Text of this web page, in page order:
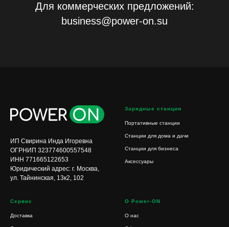
Для коммерческих предложений:
business@power-on.su
ИП Свирина Инда Игоревна
ОГРНИП 323774600557548
ИНН 771665122653
Юридический адрес: г. Москва,
ул. Тайнинская, 13к2, 102
Зарядные станции
Портативные станции
Станции для дома и дачи
Станции для бизнеса
Аксессуары
Сервис
Доставка
О Power-ON
О нас